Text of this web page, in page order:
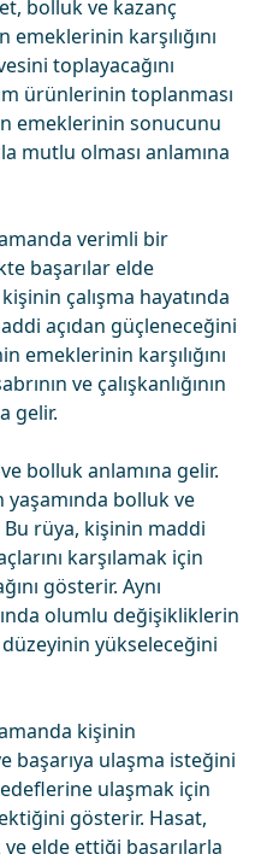
bolluk ve kazanç
karşılığını
toplayacağını
ürünlerinin toplanması
emeklerinin sonucunu
mutlu olması anlamına
verimli bir
başarılar elde
çalışma hayatında
açıdan güçleneceğini
emeklerinin karşılığını
ve çalışkanlığının
gelir.
bolluk anlamına gelir.
bolluk ve
rüya, kişinin maddi
karşılamak için
gösterir. Aynı
olumlu değişikliklerin
yükseleceğini
kişinin
başarıya ulaşma isteğini
ulaşmak için
gösterir. Hasat,
elde ettiği başarılarla